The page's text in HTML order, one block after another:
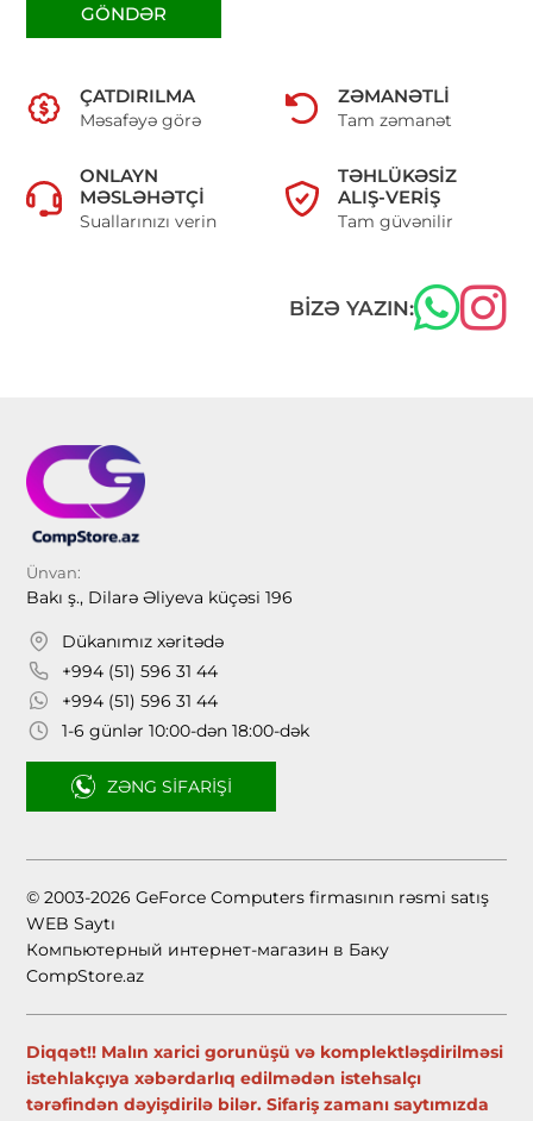
GÖNDƏR
ÇATDIRILMA
Məsafəyə görə
ZƏMANƏTLI
Tam zəmanət
ONLAYN
MƏSLƏHƏTÇI
Suallarınızı verin
TƏHLÜKƏSIZ
ALIŞ-VERIŞ
Tam güvənilir
BIZƏ YAZIN:
Ünvan:
Bakı ş., Dilarə Əliyeva küçəsi 196
Dükanımız xəritədə
+994 (51) 596 31 44
+994 (51) 596 31 44
1-6 günlər 10:00-dən 18:00-dək
ZƏNG SIFARIŞI
© 2003-2026 GeForce Computers firmasının rəsmi satış
WEB Saytı
Компьютерный интернет-магазин в Баку
CompStore.az
Diqqət!! Malın xarici gorunüşü və komplektləşdirilməsi
istehlakçıya xəbərdarlıq edilmədən istehsalçı
tərəfindən dəyişdirilə bilər. Sifariş zamanı saytımızda